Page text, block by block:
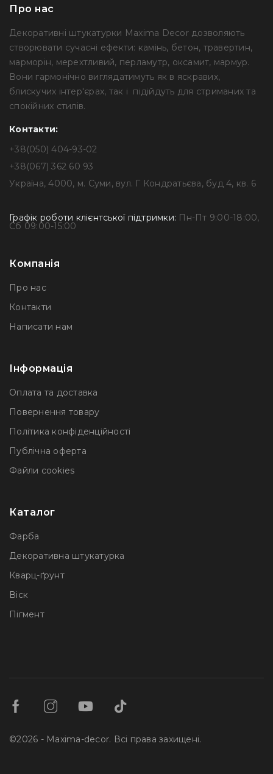
Про нас
Декоративні штукатурки Maxima Decor дозволяють
створювати сучасні ефекти: камінь, бетон, травертин,
марморін, мерехтливий, перламутр, оксамит, мармур.
Вони гармонічно виглядатимуть як в яскравих,
блискучих інтер'єрах, так і підійдуть для стриманих та
спокійних стилів.
Контакти:
+38(050) 404-93-02
+38(067) 362 60 93
Україна, 4000, м. Суми, вул. Г Кондратьєва, буд 4, кв. 6
Графік роботи клієнтської підтримки: Пн-Пт 9:00-18:00,
Сб 09:00-15:00
Компанія
Про нас
Контакти
Написати нам
Інформація
Оплата та доставка
Повернення товару
Політика конфіденційності
Публічна оферта
Файли сookies
Каталог
Фарба
Декоративна штукатурка
Кварц-ґрунт
Віск
Пігмент
©2026 - Maxima-decor. Всі права захищені.